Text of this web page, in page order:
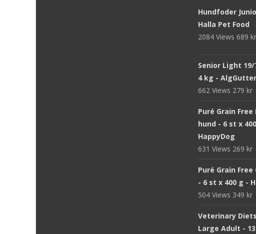
Hundfoder
Halla Pet Food
2084 Views 689 kr
Senior Light
4 kg -
662 Views 279 kr
Puré Grain
hund - 6 st x
HappyDog
631 Views 269 kr
Puré Grain
- 6 st x 400 g -
504 Views 349 kr
Veterinary
Large Adult -